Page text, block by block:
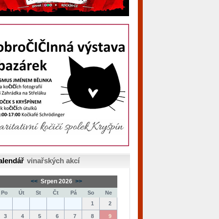
vinařských akcí
<< Srpen 2026 >>
Út St Čt Pá So
Ne
1
2
3 4 5 6 7 8 9